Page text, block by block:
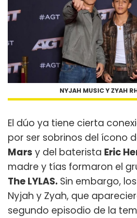
NYJAH MUSIC Y ZYAH
El dúo ya tiene cierta
por ser sobrinos del ícono
Mars y del baterista Eric
madre y tías formaron el
The LYLAS. Sin embargo,
Nyjah y Zyah, que
segundo episodio de la